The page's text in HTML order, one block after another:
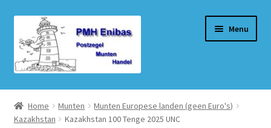
door
naar
navigatie
naar
de
inhoud
Menu
Home
Beurzen
Home Munten
Munten Europese landen (geen Euro's)
Kazakhstan
Kazakhstan 100 Tenge 2025 UNC